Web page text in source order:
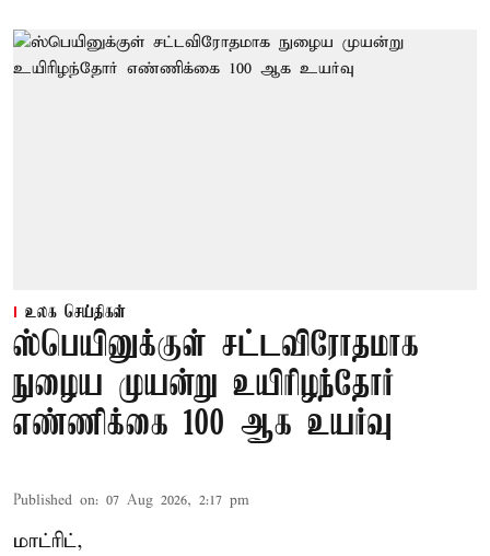
உலக செய்திகள்
ஸ்பெயினுக்குள் சட்டவிரோதமாக
நுழைய முயன்று உயிரிழந்தோர்
எண்ணிக்கை 100 ஆக உயர்வு
Published on: 07 Aug 2026, 2:17 pm
மாட்ரிட்,